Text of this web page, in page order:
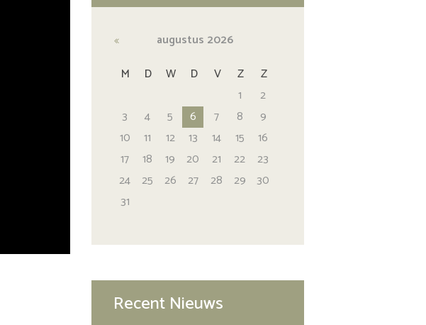
augustus 2026
M
D W D V Z
Z
1
2
3
4 5 6 7 8
9
10
11 12 13 14 15
16
17
18 19 20 21 22
23
24
25 26 27 28 29
30
31
Recent Nieuws